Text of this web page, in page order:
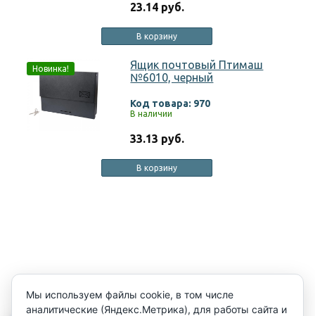
23.14 руб.
В корзину
Новинка!
Ящик почтовый Птимаш
№6010, черный
Код товара: 970
В наличии
33.13 руб.
В корзину
Мы используем файлы cookie, в том числе
аналитические (Яндекс.Метрика), для работы сайта и